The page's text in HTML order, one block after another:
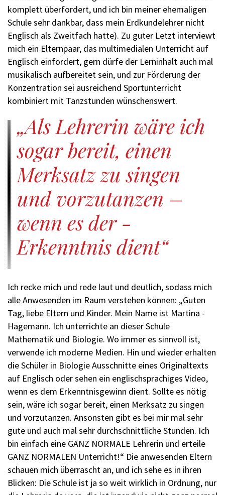
komplett überfordert, und ich bin meiner ehemaligen
Schule sehr dankbar, dass mein Erdkundelehrer nicht
Englisch als Zweitfach hatte). Zu guter Letzt interviewt
mich ein Elternpaar, das multi­medialen Unterricht auf
Englisch einfordert, gern dürfe der Lerninhalt auch mal
musikalisch aufbereitet sein, und zur Förderung der
Konzentration sei ausreichend Sportunterricht
kombiniert mit Tanzstunden wünschenswert.
Als Lehrerin wäre ­ich
sogar bereit, einen
Merksatz zu singen
und ­vorzutanzen –
wenn es der ­
Erkenntnis dient
Ich recke mich und rede laut und deutlich, sodass mich
alle Anwesenden im Raum verstehen können: „­Guten
Tag, liebe Eltern und Kinder. Mein Name ist ­Martina ­
Hagemann. Ich unterrichte an dieser Schule
Mathematik und Bio­logie. Wo immer es sinnvoll ist,
verwende ich moderne ­Medien. Hin und wieder erhalten
die Schüler in Biologie Ausschnitte eines Originaltexts
auf Englisch oder sehen ein englischsprachiges Video,
wenn es dem Erkenntnisgewinn dient. Sollte es nötig
sein, wäre ich sogar bereit, einen Merksatz zu singen
und vorzutanzen. Ansonsten gibt es bei mir mal sehr
gute und auch mal sehr durchschnittliche Stunden. Ich
bin einfach eine GANZ NORMALE Lehrerin und erteile
GANZ NORMALEN Unterricht!“ Die anwesenden Eltern
schauen mich überrascht an, und ich sehe es in ihren
Blicken: Die Schule ist ja so weit wirklich in Ordnung, nur